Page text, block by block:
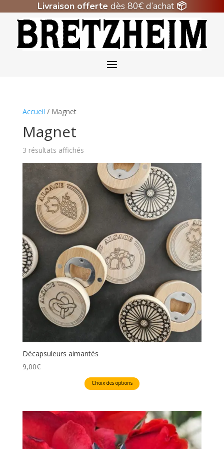
Livraison offerte dès 80€ d’achat 📦
Accueil / Magnet
Magnet
3 résultats affichés
Décapsuleurs aimantés
9,00€
Choix des options
plusieurs
variations.
Les
options